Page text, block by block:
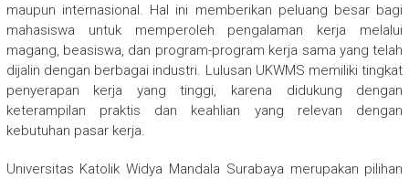
maupun internasional. Hal ini memberikan peluang besar bagi
mahasiswa untuk memperoleh pengalaman kerja melalui
magang, beasiswa, dan program-program kerja sama yang telah
dijalin dengan berbagai industri. Lulusan UKWMS memiliki tingkat
penyerapan kerja yang tinggi, karena didukung dengan
keterampilan praktis dan keahlian yang relevan dengan
kebutuhan pasar kerja.
Universitas Katolik Widya Mandala Surabaya merupakan pilihan